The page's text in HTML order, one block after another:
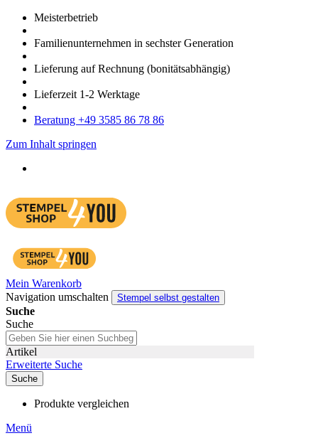
Meister­betrieb
Familien­unter­nehmen in sechster Gene­ration
Lieferung auf Rech­nung (bonitätsabhängig)
Liefer­zeit 1-2 Werk­tage
Bera­tung +49 3585 86 78 86
Zum Inhalt springen
Mein Warenkorb
Navigation umschalten
Stempel selbst gestalten
Suche
Suche
Artikel
Erweiterte Suche
Suche
Produkte vergleichen
Menü